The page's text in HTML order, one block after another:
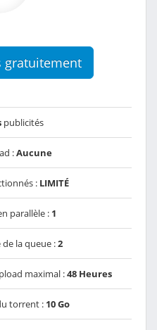
gratuitement
publicités
:Aucune
: LIMITÉ
parallèle : 1
la queue :2
maximal :48 Heures
torrent : 10 Go